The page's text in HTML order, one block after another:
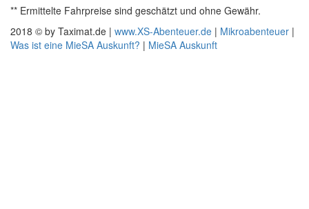
** Ermittelte Fahrpreise sind geschätzt und ohne Gewähr.
2018 © by Taximat.de | www.XS-Abenteuer.de | Mikroabenteuer |
Was ist eine MieSA Auskunft? | MieSA Auskunft